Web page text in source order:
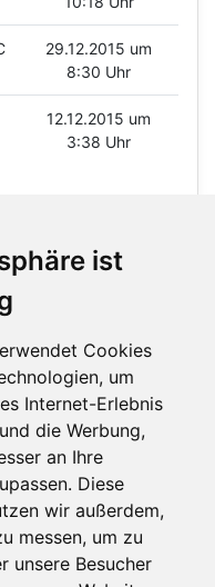
ist
Cookies
um
Internet-Erlebnis
die Werbung,
an Ihre
Diese
wir außerdem,
messen, um zu
unsere Besucher
29.12.2015 um
8:30 Uhr
12.12.2015 um
3:38 Uhr
Infos